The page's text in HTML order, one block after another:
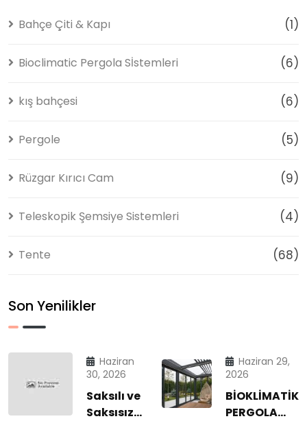
Bahçe Çiti & Kapı (1)
Bioclimatic Pergola Sİstemleri (6)
kış bahçesi (6)
Pergole (5)
Rüzgar Kırıcı Cam (9)
Teleskopik Şemsiye Sistemleri (4)
Tente (68)
Son Yenilikler
Haziran
30, 2026
Saksılı ve
Saksısız
Haziran 29,
2026
BİOKLİMATİK
PERGOLA